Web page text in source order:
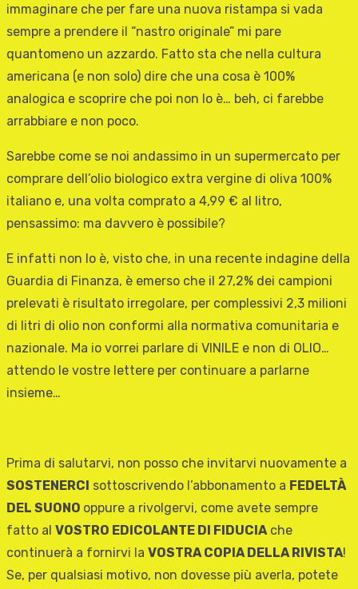
immaginare che per fare una nuova ristampa si vada
sempre a prendere il “nastro originale” mi pare
quantomeno un azzardo. Fatto sta che nella cultura
americana (e non solo) dire che una cosa è 100%
analogica e scoprire che poi non lo è… beh, ci farebbe
arrabbiare e non poco.
Sarebbe come se noi andassimo in un supermercato per
comprare dell’olio biologico extra vergine di oliva 100%
italiano e, una volta comprato a 4,99 € al litro,
pensassimo: ma davvero è possibile?
E infatti non lo è, visto che, in una recente indagine della
Guardia di Finanza, è emerso che il 27,2% dei campioni
prelevati è risultato irregolare, per complessivi 2,3 milioni
di litri di olio non conformi alla normativa comunitaria e
nazionale. Ma io vorrei parlare di VINILE e non di OLIO…
attendo le vostre lettere per continuare a parlarne
insieme…
Prima di salutarvi, non posso che invitarvi nuovamente a
SOSTENERCI sottoscrivendo l’abbonamento a FEDELTÀ
DEL SUONO oppure a rivolgervi, come avete sempre
fatto al VOSTRO EDICOLANTE DI FIDUCIAche
continuerà a fornirvi la VOSTRA COPIA DELLA RIVISTA!
Se, per qualsiasi motivo, non dovesse più averla, potete